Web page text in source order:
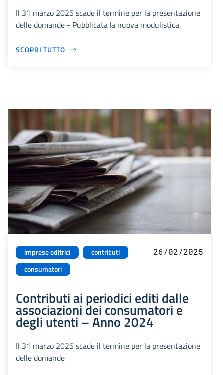
Il 31 marzo 2025 scade il termine per la presentazione
delle domande - Pubblicata la nuova modulistica.
SCOPRI TUTTO
imprese editrici
contributi
consumatori
26/02/2025
Contributi ai periodici editi dalle
associazioni dei consumatori e
degli utenti – Anno 2024
Il 31 marzo 2025 scade il termine per la presentazione
delle domande